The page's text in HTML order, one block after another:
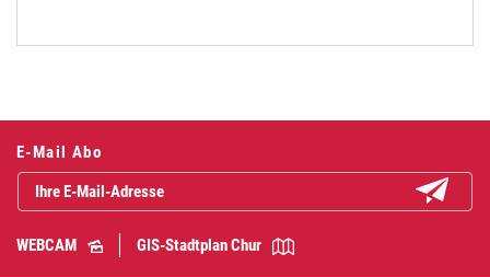
E-Mail Abo
WEBCAM GIS-Stadtplan Chur